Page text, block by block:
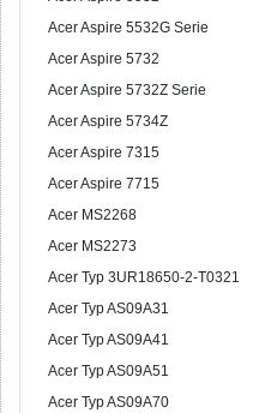
Acer Aspire 5532G Serie
Acer Aspire 5732
Acer Aspire 5732Z Serie
Acer Aspire 5734Z
Acer Aspire 7315
Acer Aspire 7715
Acer MS2268
Acer MS2273
Acer Typ 3UR18650-2-T0321
Acer Typ AS09A31
Acer Typ AS09A41
Acer Typ AS09A51
Acer Typ AS09A70